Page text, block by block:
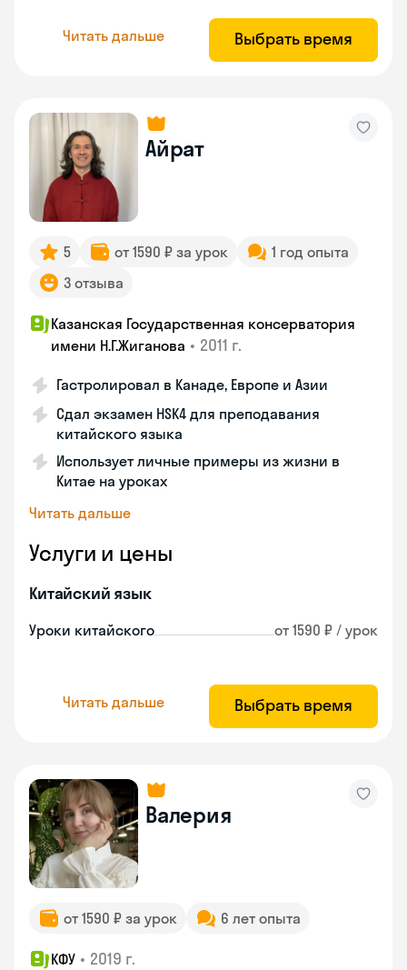
Читать дальше Выбрать время
Айрат
5 от 1590 ₽ за урок
1 год опыта
3 отзыва
Казанская Государственная консерватория
имени Н.Г.Жиганова • 2011 г.
Гастролировал в Канаде, Европе и Азии
Сдал экзамен HSK4 для преподавания
китайского языка
Использует личные примеры из жизни в
Китае на уроках
Читать дальше
Услуги и цены
Китайский язык
Уроки китайского от 1590 ₽ / урок
Читать дальше Выбрать время
Валерия
от 1590 ₽ за урок 6 лет опыта
КФУ • 2019 г.